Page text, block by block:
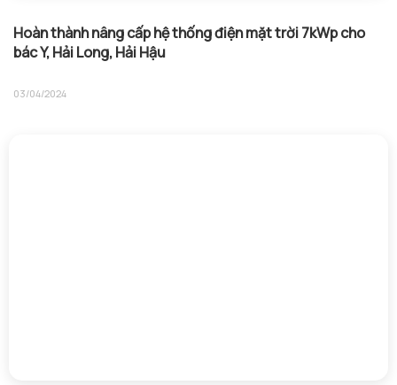
Hoàn thành nâng cấp hệ thống điện mặt trời 7kWp cho
bác Y, Hải Long, Hải Hậu
03/04/2024